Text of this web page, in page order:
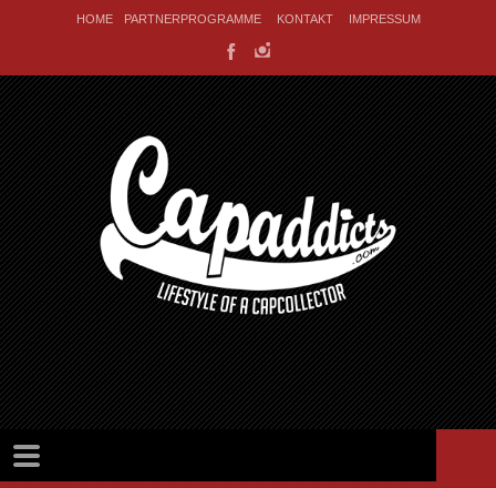
HOME PARTNERPROGRAMME KONTAKT IMPRESSUM